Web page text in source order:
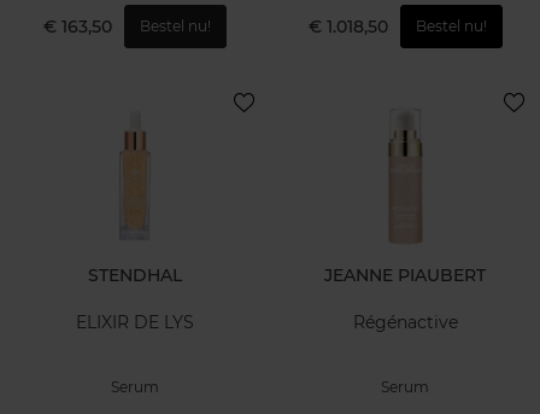
€ 163,50 Bestel nu! € 1.018,50 Bestel nu!
STENDHAL
ELIXIR DE LYS
Serum
JEANNE PIAUBERT
Régénactive
Serum